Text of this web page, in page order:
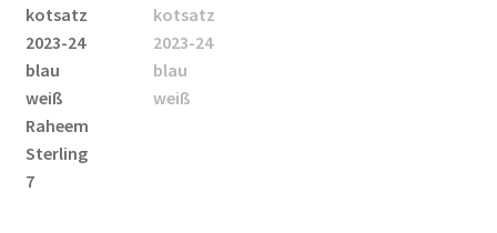
Startseite – English
Warenkorb